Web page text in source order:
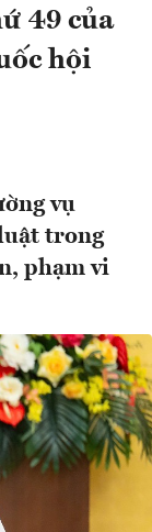
49 của
hội
vụ
trong
phạm vi